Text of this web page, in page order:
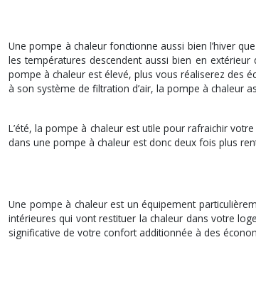
Une pompe à chaleur fonctionne aussi bien l’hiver
les températures descendent aussi bien en
pompe à chaleur est élevé, plus vous réaliserez des
à son système de filtration d’air, la pompe à chaleur
L’été, la pompe à chaleur est utile pour rafraichir
dans une pompe à chaleur est donc deux fois plus
Une pompe à chaleur est un équipement
intérieures qui vont restituer la chaleur dans votre
significative de votre confort additionnée à des